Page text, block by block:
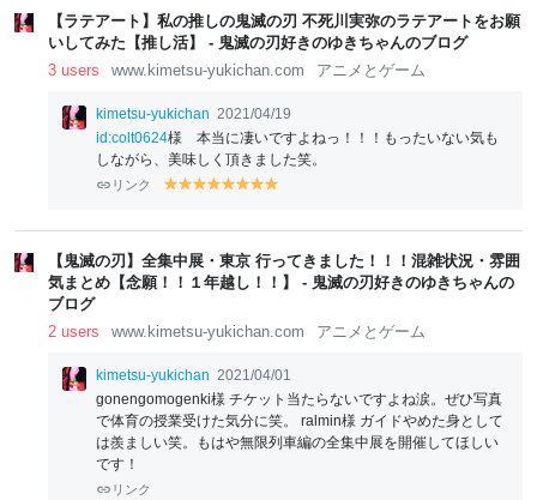
w w w w
w
【ラテアート】私の推しの鬼滅の刃 不死川実弥のラテアートをお願
いしてみた【推し活】 - 鬼滅の刃好きのゆきちゃんのブログ
3 users
www.kimetsu-yukichan.com アニメとゲーム
kimetsu-yukichan 2021/04/19
id:colt0624様 本当に凄いですよねっ！！！もったいない気も
しながら、美味しく頂きました笑。
リンク
y
lo
w
y
lo
w
y
lo
w
y
lo
y
lo
w
y
lo
w
y
lo
w
lo
w
【鬼滅の刃】全集中展・東京 行ってきました！！！混雑状況・雰囲
気まとめ【念願！！１年越し！！】 - 鬼滅の刃好きのゆきちゃんの
ブログ
2 users
www.kimetsu-yukichan.com アニメとゲーム
kimetsu-yukichan 2021/04/01
gonengomogenki様 チケット当たらないですよね涙。ぜひ写真
で体育の授業受けた気分に笑。 ralmin様 ガイドやめた身として
は羨ましい笑。もはや無限列車編の全集中展を開催してほしい
です！
リンク